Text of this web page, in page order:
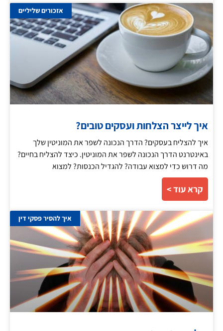
אזכורים שליליים
איך לייצר הצלחות ועסקים טובים?
איך להצליח בעסקים? הדרך הנכונה לשפר את המוניטין שלך
באינטרנט הדרך הנכונה לשפר את המוניטין. כיצד להצליח בחיים?
מה דרוש כדי למצוא עבודה? להגדיל הכנסות? למצוא
קרא עוד >
איך להסיר פסקי דין